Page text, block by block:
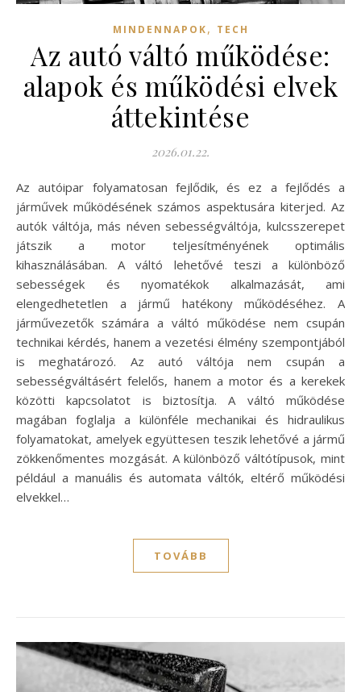
MINDENNAPOK, TECH
Az autó váltó működése:
alapok és működési elvek
áttekintése
2026.01.22.
Az autóipar folyamatosan fejlődik, és ez a fejlődés a
járművek működésének számos aspektusára kiterjed. Az
autók váltója, más néven sebességváltója, kulcsszerepet
játszik a motor teljesítményének optimális
kihasználásában. A váltó lehetővé teszi a különböző
sebességek és nyomatékok alkalmazását, ami
elengedhetetlen a jármű hatékony működéséhez. A
járművezetők számára a váltó működése nem csupán
technikai kérdés, hanem a vezetési élmény szempontjából
is meghatározó. Az autó váltója nem csupán a
sebességváltásért felelős, hanem a motor és a kerekek
közötti kapcsolatot is biztosítja. A váltó működése
magában foglalja a különféle mechanikai és hidraulikus
folyamatokat, amelyek együttesen teszik lehetővé a jármű
zökkenőmentes mozgását. A különböző váltótípusok, mint
például a manuális és automata váltók, eltérő működési
elvekkel…
TOVÁBB